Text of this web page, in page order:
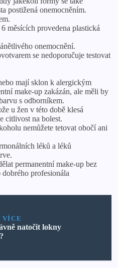
postižená onemocněním.
měsících provedena plastická
onemocnění.
se nedoporučuje testovat
mají sklon k alergickým
make-up zakázán, ale měli by
s odborníkem.
u žen v této době klesá
citlivost na bolest.
nemůžete tetovat obočí ani
léků a léků
permanentní make-up bez
profesionála
VÍCE
natočit lokny